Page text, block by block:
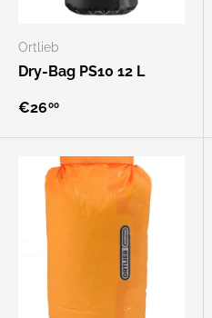
Ortlieb
Dry-Bag PS10 12 L
€2600